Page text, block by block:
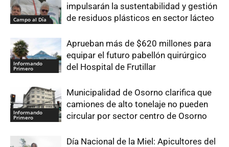
Campo al Día
impulsarán la sustentabilidad y gestión
de residuos plásticos en sector lácteo
Informando
Primero
Aprueban más de $620 millones para
equipar el futuro pabellón quirúrgico
del Hospital de Frutillar
Informando
Primero
Municipalidad de Osorno clarifica que
camiones de alto tonelaje no pueden
circular por sector centro de Osorno
Día Nacional de la Miel: Apicultores del